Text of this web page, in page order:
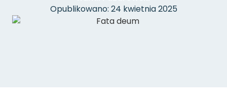
Opublikowano: 24 kwietnia 2025